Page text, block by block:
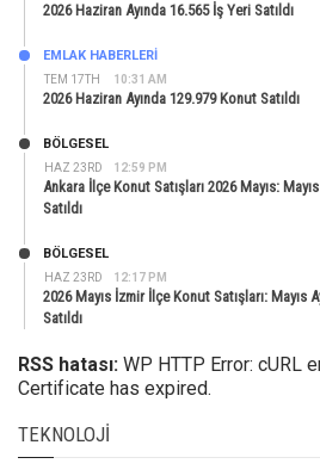
2026 Haziran Ayında 16.565 İş Yeri Satıldı
TEM 17TH 10:31 AM
EMLAK HABERLERI
2026 Haziran Ayında 129.979 Konut Satıldı
HAZ 23RD 12:59 PM
BÖLGESEL
Ankara İlçe Konut Satışları 2026 Mayıs:
Satıldı
HAZ 23RD 12:17 PM
BÖLGESEL
2026 Mayıs İzmir İlçe Konut Satışları: Mayıs
Satıldı
RSS hatası: WP HTTP Error: cURL
Certificate has expired.
TEKNOLOJI